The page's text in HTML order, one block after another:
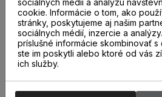
HRÚBKA PODLAHY
8 mm
TEPELNÝ ODPOR
sociálnych médií a analýzu
cookie. Informácie o tom, ako
stránky, poskytujeme aj našim
sociálnych médií, inzercie a
príslušné informácie skombinovať s
ste im poskytli alebo ktoré od vás
ich služby.